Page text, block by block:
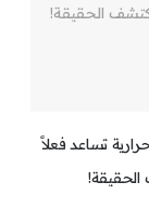
تساعد فعلاً